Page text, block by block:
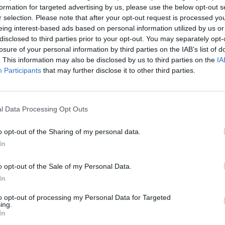
for targeted advertising by us, please use the below opt-out
selection. Please note that after your opt-out request is processed
interest-based ads based on personal information utilized by us
to third parties prior to your opt-out. You may separately
of your personal information by third parties on the IAB’s list of
This information may also be disclosed by us to third parties on the
Participants that may further disclose it to other third parties.
Data Processing Opt Outs
opt-out of the Sharing of my personal data.
opt-out of the Sale of my Personal Data.
opt-out of processing my Personal Data for Targeted
vasárnap este 11 óra után értékelte Orbán
eredményeit. Megköszönte az eddigi
elmúlt kilenc évet (Karácsony Gergely nyerte a
aki elismerte, hogy az eredmények alapján nehéz
országos eredményt tudunk össze drótozni, akkor a listás
portfolio.hu hírarchívumához tartozik, melynek olvasása